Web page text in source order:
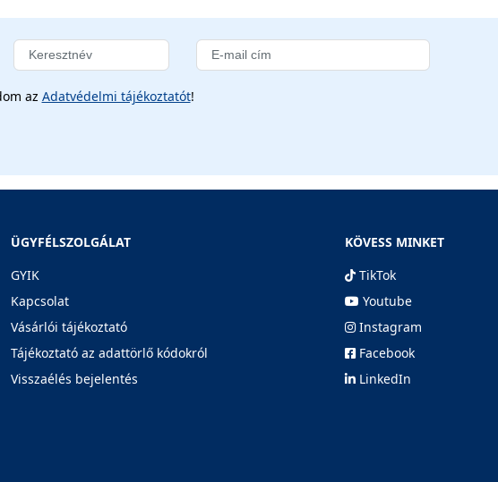
az Adatvédelmi tájékoztatót!
ÜGYFÉLSZOLGÁLAT
GYIK
Kapcsolat
Vásárlói tájékoztató
Tájékoztató az adattörlő kódokról
Visszaélés bejelentés
KÖVESS MINKET
TikTok
Youtube
Instagram
Facebook
LinkedIn